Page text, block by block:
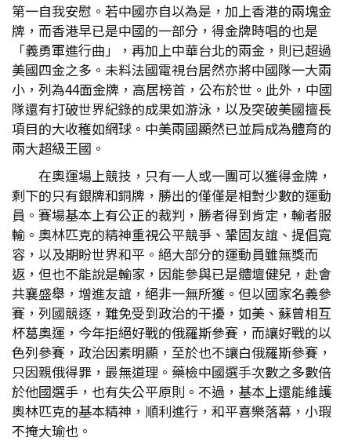
第一自我安慰。若中國亦自以為是，加上香港的兩塊金
牌，而香港早已是中國的一部分，得金牌時唱的也是
「義勇軍進行曲」，再加上中華台北的兩金，則已超過
美國四金之多。未料法國電視台居然亦將中國隊一大兩
小，列為44面金牌，高居榜首，公布於世。此外，中國
隊還有打破世界紀錄的成果如游泳，以及突破美國擅長
項目的大收穫如網球。中美兩國顯然已並肩成為體育的
兩大超級王國。
在奧運場上競技，只有一人或一團可以獲得金牌，
剩下的只有銀牌和銅牌，勝出的僅僅是相對少數的運動
員。賽場基本上有公正的裁判，勝者得到肯定，輸者服
輸。奧林匹克的精神重視公平競爭、鞏固友誼、提倡寬
容，以及期盼世界和平。絕大部分的運動員雖無獎而
返，但也不能說是輸家，因能參與已是體壇健兒，赴會
共襄盛舉，增進友誼，絕非一無所獲。但以國家名義參
賽，列國競逐，難免受到政治的干擾，如美、蘇曾相互
杯葛奧運，今年拒絕好戰的俄羅斯參賽，而讓好戰的以
色列參賽，政治因素明顯，至於也不讓白俄羅斯參賽，
只因親俄得罪，最無道理。藥檢中國選手次數之多數倍
於他國選手，也有失公平原則。不過，基本上還能維護
奧林匹克的基本精神，順利進行，和平喜樂落幕，小瑕
不掩大瑜也。